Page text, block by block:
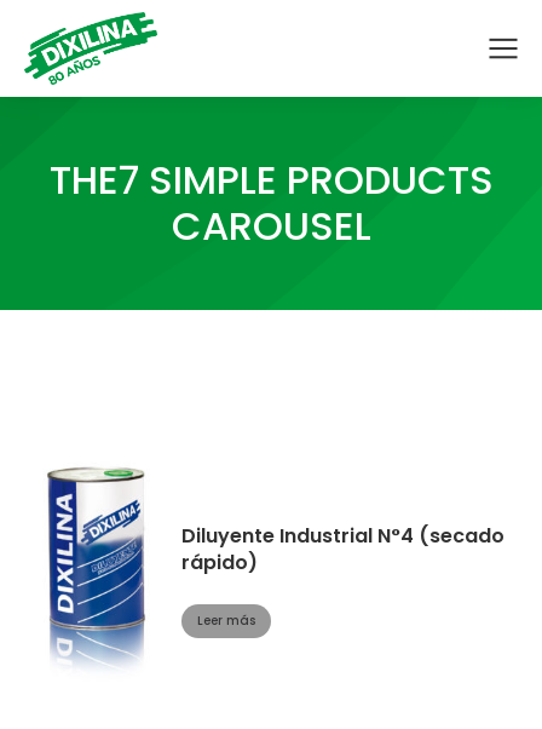
THE7 SIMPLE PRODUCTS
CAROUSEL
Diluyente Industrial N°4 (secado
rápido)
Leer más